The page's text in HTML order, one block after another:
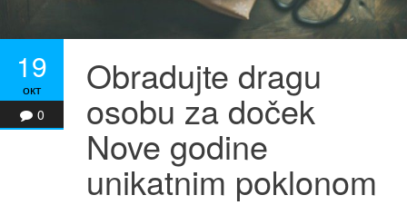
19
окт
0
Obradujte dragu
osobu za doček
Nove godine
unikatnim poklonom